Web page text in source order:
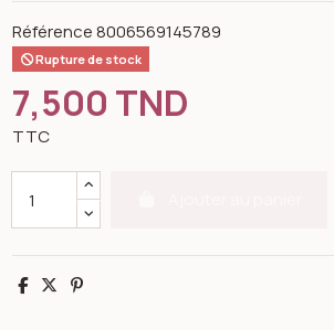
Référence 8006569145789
Rupture de stock
7,500 TND
TTC
Partager
TweetPinterest